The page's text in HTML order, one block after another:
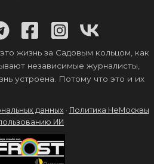
жизнь за Садовым кольцом, как
независимые журналисты,
устроена. Потому что это и их
данных · Политика НеМосквы
ИИ